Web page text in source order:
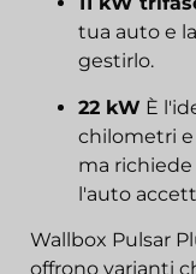
tua auto e
gestirlo.
22 kW È
chilometri e
ma
l'auto
Wallbox Pulsar
offrono varianti